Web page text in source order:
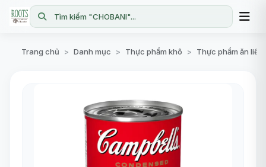
Tìm kiếm "CHOBANI"...
Trang chủ > Danh mục > Thực phẩm khô > Thực phẩm ăn liền